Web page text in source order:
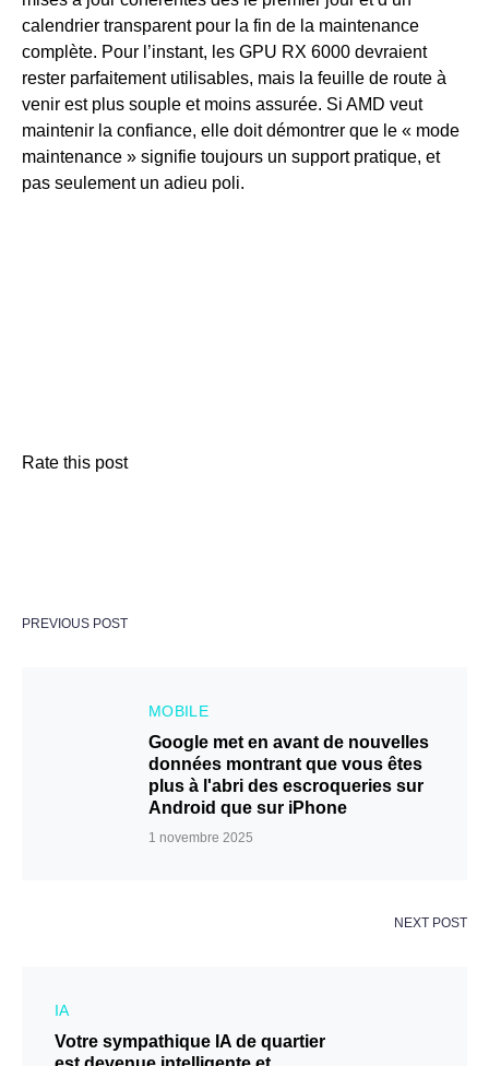
calendrier transparent pour la fin de la maintenance
complète. Pour l’instant, les GPU RX 6000 devraient
rester parfaitement utilisables, mais la feuille de route à
venir est plus souple et moins assurée. Si AMD veut
maintenir la confiance, elle doit démontrer que le « mode
maintenance » signifie toujours un support pratique, et
pas seulement un adieu poli.
Rate this post
PREVIOUS POST
MOBILE
Google met en avant de nouvelles
données montrant que vous êtes
plus à l'abri des escroqueries sur
Android que sur iPhone
1 novembre 2025
NEXT POST
IA
Votre sympathique IA de quartier